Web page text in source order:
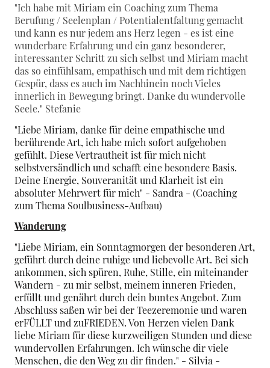
"Ich habe mit Miriam ein Coaching zum Thema
Berufung / Seelenplan / Potentialentfaltung gemacht
und kann es nur jedem ans Herz legen - es ist eine
wunderbare Erfahrung und ein ganz besonderer,
interessanter Schritt zu sich selbst und Miriam macht
das so einfühlsam, empathisch und mit dem richtigen
Gespür, dass es auch im Nachhinein noch Vieles
innerlich in Bewegung bringt. Danke du wundervolle
Seele." Stefanie
"Liebe Miriam, danke für deine empathische und
berührende Art, ich habe mich sofort aufgehoben
gefühlt. Diese Vertrautheit ist für mich nicht
selbstversändlich und schafft eine besondere Basis.
Deine Energie, Souveranität und Klarheit ist ein
absoluter Mehrwert für mich" - Sandra - (Coaching
zum Thema Soulbusiness-Aufbau)
Wanderung
"Liebe Miriam, ein Sonntagmorgen der besonderen Art,
geführt durch deine ruhige und liebevolle Art. Bei sich
ankommen, sich spüren, Ruhe, Stille, ein miteinander
Wandern - zu mir selbst, meinem inneren Frieden,
erfüllt und genährt durch dein buntes Angebot. Zum
Abschluss saßen wir bei der Teezeremonie und waren
erFÜLLT und zuFRIEDEN. Von Herzen vielen Dank
liebe Miriam für diese kurzweiligen Stunden und diese
wundervollen Erfahrungen. Ich wünsche dir viele
Menschen, die den Weg zu dir finden." - Silvia -